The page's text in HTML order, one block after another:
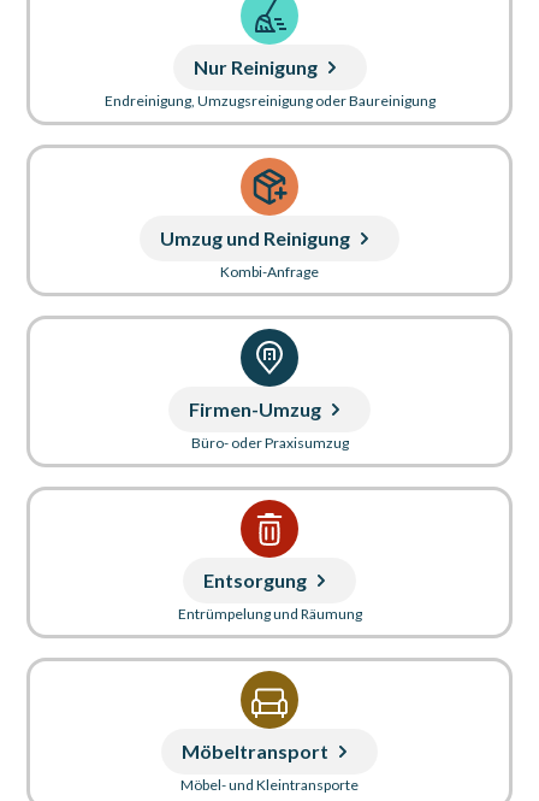
Nur Reinigung
Endreinigung, Umzugsreinigung oder Baureinigung
Umzug und Reinigung
Kombi-Anfrage
Firmen-Umzug
Büro- oder Praxisumzug
Entsorgung
Entrümpelung und Räumung
Möbeltransport
Möbel- und Kleintransporte